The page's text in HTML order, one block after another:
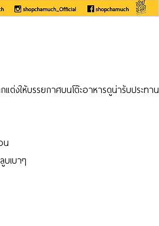
งให้บรรยกาศบนโต๊ะอาหารดูน่ารับประทาน
น
เบาๆ